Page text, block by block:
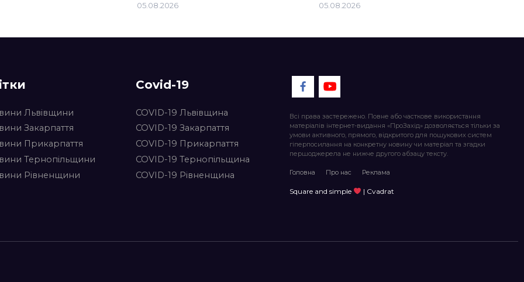
05.08.2026 05.08.2026
Львівщини
Закарпаття
Прикарпаття
Тернопільщини
Рівненщини
Covid-19
COVID-19 Львівщина
COVID-19 Закарпаття
COVID-19 Прикарпаття
COVID-19 Тернопільщина
COVID-19 Рівненщина
Всі права застережено. Повне або часткове використання
матеріалів інтернет-видання «ПроЗахід» дозволяється тільки за
умови активного, прямого, відкритого для пошукових систем
гіперпосилання на конкретну новину чи матеріал та згадки
першоджерела не нижче другого абзацу тексту.
Головна Про нас Реклама
Square and simple | Cvadrat